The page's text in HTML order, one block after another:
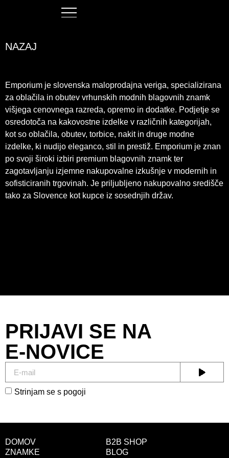
NAZAJ
Emporium je slovenska maloprodajna veriga, specializirana
za oblačila in obutev vrhunskih modnih blagovnih znamk
višjega cenovnega razreda, opremo in dodatke. Podjetje se
osredotoča na kakovostne izdelke v različnih kategorijah,
kot so oblačila, obutev, torbice, nakit in druge modne
izdelke, ki nudijo eleganco, stil in prestiž. Emporium je znan
po svoji široki izbiri premium blagovnih znamk ter
zagotavljanju izjemne nakupovalne izkušnje v modernih in
sofisticiranih trgovinah. Je priljubljeno nakupovalno središče
tako za Slovence kot kupce iz sosednjih držav.
PRIJAVI SE NA
E-NOVICE
Strinjam se s pogoji
DOMOV
ZNAMKE
B2B SHOP
BLOG